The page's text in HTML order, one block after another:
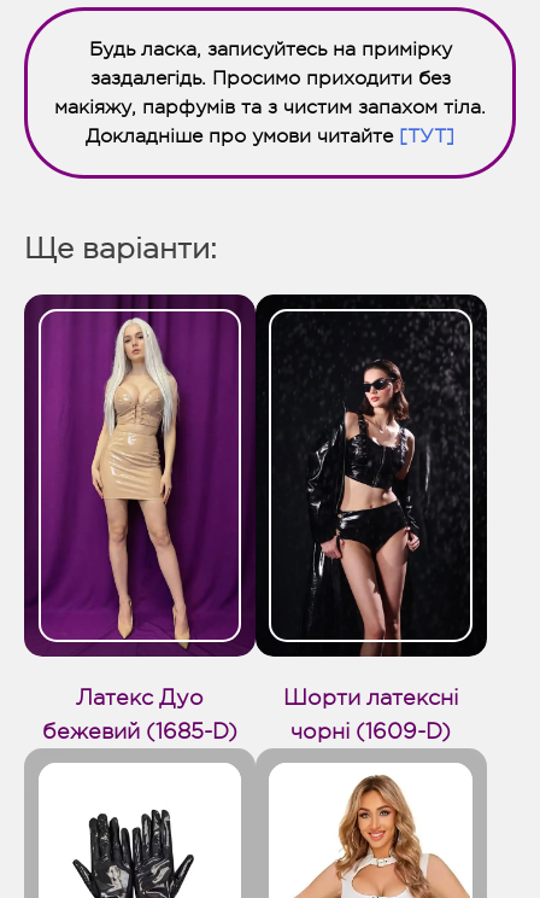
Будь ласка, записуйтесь на примірку
заздалегідь. Просимо приходити без
макіяжу, парфумів та з чистим запахом тіла.
Докладніше про умови читайте [ТУТ]
Ще варіанти:
Латекс Дуо
бежевий (1685-D)
Шорти латексні
чорні (1609-D)